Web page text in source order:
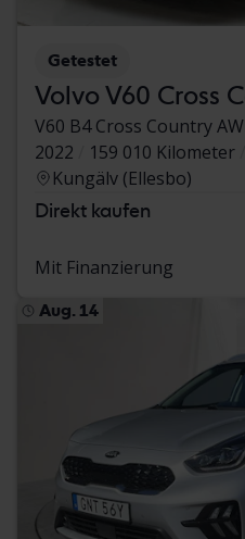
Getestet
Volvo V60 Cross
V60 B4 Cross Country
2022
159 010 Kilometer
Kungälv (Ellesbo)
Direkt kaufen
Mit Finanzierung
Aug. 14